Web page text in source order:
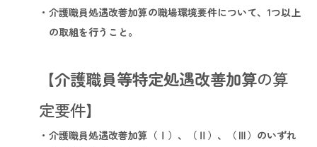
・介護職員処遇改善加算の職場環境要件について、1つ以上
の取組を行うこと。
【介護職員等特定処遇改善加算の算
定要件】
・介護職員処遇改善加算（Ⅰ）、（Ⅱ）、（Ⅲ）のいずれ